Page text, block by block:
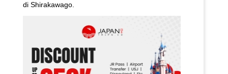
di Shirakawago.